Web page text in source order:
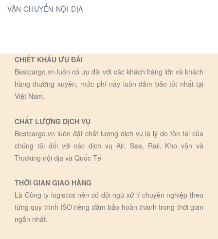
VẬN CHUYỂN NỘI ĐỊA
CHIẾT KHẤU ƯU ĐÃI
Bestcargo.vn luôn có ưu đãi với các khách hàng lớn và khách
hàng thường xuyên, mức phí này luôn đảm bảo tôt nhất tại
Việt Nam.
CHẤT LƯỢNG DỊCH VỤ
Bestcargo.vn luôn đặt chất lượng dịch vụ là lý do tồn tại của
chúng tôi đối với các dịch vụ Air, Sea, Rail, Kho vận và
Trucking nội địa và Quốc Tế
THỜI GIAN GIAO HÀNG
Là Công ty logistics nên có đội ngũ xử lí chuyên nghiệp theo
từng quy trình ISO riêng đảm bảo hoàn thành trong thời gian
ngắn nhất.